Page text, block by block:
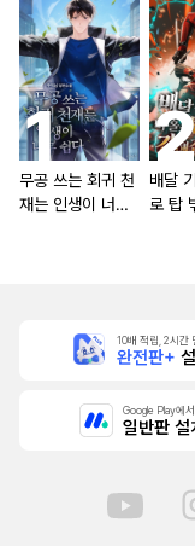
무공 쓰는 회귀 천
재는 인생이 너무
배달
로 탑
10배 적립, 2시간
완전판+
Google Play에서
일반판 설